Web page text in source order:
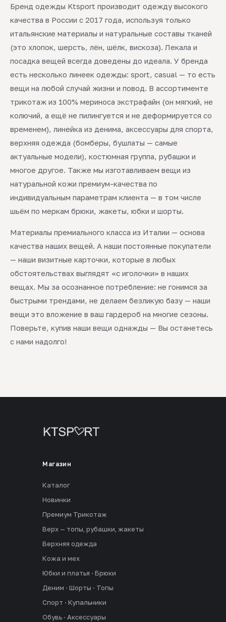
Бренд одежды Ktsport производит одежду высокого
качества в России с 2017 года, используя только
итальянские материалы и натуральные составы тканей
(это хлопок, шерсть, лён, шёлк, вискоза). Лекала и
посадка вещей всегда доведены до идеала. У бренда
есть несколько линеек одежды: sport, casual — то есть
вещи на любой случай жизни и повод. В ассортименте
трикотаж из 100% мериноса экстрафайн (он мягкий, не
колючий, а ещё не пилингуется и не деформируется со
временем), линейка из денима, аксессуары для спорта,
верхняя одежда (бомберы, бушлаты — самые
актуальные модели), костюмная группа, рубашки и
многое другое. Также мы изготавливаем вещи из
натуральной кожи премиум-качества по
индивидуальным параметрам клиента — в том числе
шьём по меркам брюки, жакеты, юбки и шорты.
Материалы премиального класса из Италии — основа
качества наших вещей. А наши постоянные покупатели
— наши визитные карточки, которые в любых
обстоятельствах выглядят «с иголочки» в наших
вещах. Мы за осознанное потребление: не гонимся за
быстрыми трендами, не делаем безликую базу — наши
вещи это вложение в ваш гардероб на многие сезоны.
Поверьте, купив наши вещи однажды — Вы останетесь
с нами надолго!
Магазин
Каталог
Новинки
Премиум Трикотаж
Верх — топы, рубашки, жакеты
Верхняя одежда
Кожа и мех
Юбки и платья · Брюки
Деним · Шорты · Топы
Спорт · Купальники
Обувь · Аксессуары